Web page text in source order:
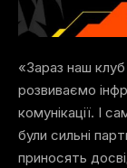
«Зараз наш
розвиваємо
комунікації. І
були сильні
приносять